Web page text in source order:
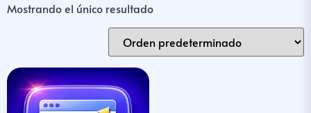
Mostrando el único resultado